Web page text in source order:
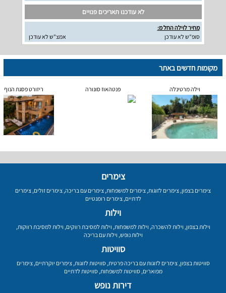
לא עודכנו תאריכים פנויים
מחיר לוילה החל מ:
סופ"ש לא עודכן
אמצ"ש לא עודכן
מקומות חדשים באתר
וילה מרטינלה פנטהאוז סונורה ריזורט פסגת הנוף
צימרים
צימרים בצפון, צימרים לזוגות, צימרים למשפחות, צימרים עם בריכה, צימרים זולים, צימרים
לדתיים,צימרים רומנטיים
וילות
וילות בצפון, וילות להשכרה, וילות למשפחות, וילות למסיבת רווקים, וילות למסיבת רווקות,
וילות נופש, וילות עם בריכה
סוויטות
סוויטות בצפון,צימרים לזוגות עם בריכה פרטית,סוויטות לזוגות,צימרים יוקרתיים,צימרים
מפוארים,סוויטות למשפחות,סוויטות לדתיים
דירות נופש